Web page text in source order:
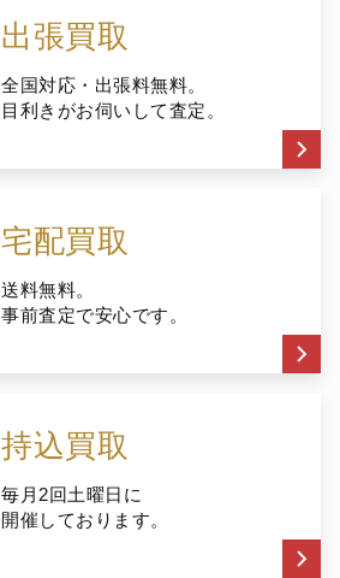
出張買取
全国対応・出張料無料。
目利きがお伺いして査定。
宅配買取
送料無料。
事前査定で安心です。
持込買取
毎月2回土曜日に
開催しております。